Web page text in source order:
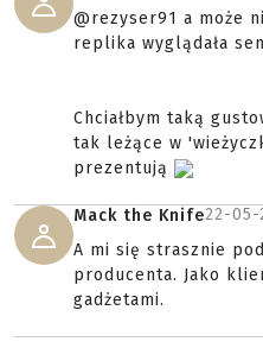
@rezyser91 a może
replika wyglądała
Chciałbym taką
tak leżące w
prezentują
Mack the Knife22-05-
A mi się strasznie
producenta. Jako
gadżetami.